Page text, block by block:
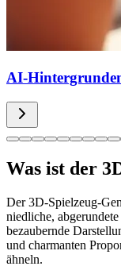
AI-
Was ist der
Der 3D-Spielzeug-
niedliche,
bezaubernde
und charmanten
ähneln.